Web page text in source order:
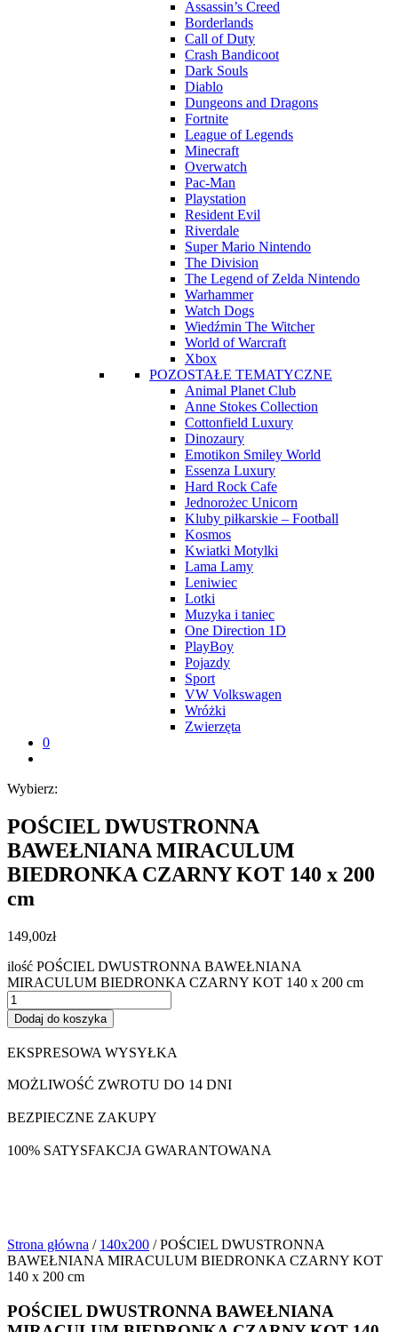
Assassin’s Creed
Borderlands
Call of Duty
Crash Bandicoot
Dark Souls
Diablo
Dungeons and Dragons
Fortnite
League of Legends
Minecraft
Overwatch
Pac-Man
Playstation
Resident Evil
Riverdale
Super Mario Nintendo
The Division
The Legend of Zelda Nintendo
Warhammer
Watch Dogs
Wiedźmin The Witcher
World of Warcraft
Xbox
POZOSTAŁE TEMATYCZNE
Animal Planet Club
Anne Stokes Collection
Cottonfield Luxury
Dinozaury
Emotikon Smiley World
Essenza Luxury
Hard Rock Cafe
Jednorożec Unicorn
Kluby piłkarskie – Football
Kosmos
Kwiatki Motylki
Lama Lamy
Leniwiec
Lotki
Muzyka i taniec
One Direction 1D
PlayBoy
Pojazdy
Sport
VW Volkswagen
Wróżki
Zwierzęta
0
Wybierz:
POŚCIEL DWUSTRONNA
BAWEŁNIANA MIRACULUM
BIEDRONKA CZARNY KOT 140 x 200
cm
149,00zł
ilość POŚCIEL DWUSTRONNA BAWEŁNIANA
MIRACULUM BIEDRONKA CZARNY KOT 140 x 200 cm
Dodaj do koszyka
EKSPRESOWA WYSYŁKA
MOŻLIWOŚĆ ZWROTU DO 14 DNI
BEZPIECZNE ZAKUPY
100% SATYSFAKCJA GWARANTOWANA
Strona główna / 140x200 / POŚCIEL DWUSTRONNA
BAWEŁNIANA MIRACULUM BIEDRONKA CZARNY KOT
140 x 200 cm
POŚCIEL DWUSTRONNA BAWEŁNIANA